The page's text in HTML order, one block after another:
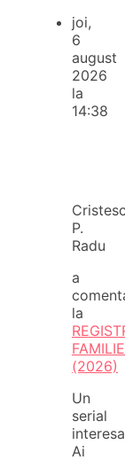
joi,
6
august
2026
la
14:38
P.
Radu
a
la
(2026)
Un
serial
Ai